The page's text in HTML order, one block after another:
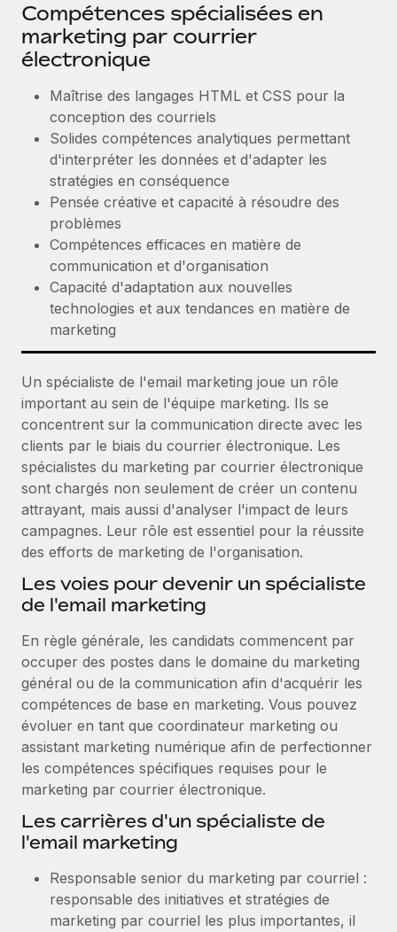
Compétences spécialisées en
marketing par courrier
électronique
Maîtrise des langages HTML et CSS pour la
conception des courriels
Solides compétences analytiques permettant
d'interpréter les données et d'adapter les
stratégies en conséquence
Pensée créative et capacité à résoudre des
problèmes
Compétences efficaces en matière de
communication et d'organisation
Capacité d'adaptation aux nouvelles
technologies et aux tendances en matière de
marketing
Un spécialiste de l'email marketing joue un rôle
important au sein de l'équipe marketing. Ils se
concentrent sur la communication directe avec les
clients par le biais du courrier électronique. Les
spécialistes du marketing par courrier électronique
sont chargés non seulement de créer un contenu
attrayant, mais aussi d'analyser l'impact de leurs
campagnes. Leur rôle est essentiel pour la réussite
des efforts de marketing de l'organisation.
Les voies pour devenir un spécialiste
de l'email marketing
En règle générale, les candidats commencent par
occuper des postes dans le domaine du marketing
général ou de la communication afin d'acquérir les
compétences de base en marketing. Vous pouvez
évoluer en tant que coordinateur marketing ou
assistant marketing numérique afin de perfectionner
les compétences spécifiques requises pour le
marketing par courrier électronique.
Les carrières d'un spécialiste de
l'email marketing
Responsable senior du marketing par courriel :
responsable des initiatives et stratégies de
marketing par courriel les plus importantes, il